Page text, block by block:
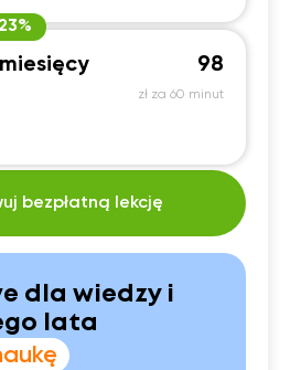
98
zł za 60 minut
bezpłatną lekcję
dla wiedzy i
lata